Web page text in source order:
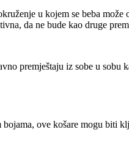
u kojem se beba
da ne bude kao druge
premještaju iz sobe u
ove košare mogu